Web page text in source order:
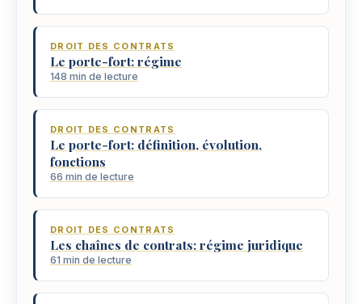
DROIT DES CONTRATS
Le porte-fort: régime
148 min de lecture
DROIT DES CONTRATS
Le porte-fort: définition, évolution,
fonctions
66 min de lecture
DROIT DES CONTRATS
Les chaînes de contrats: régime juridique
61 min de lecture